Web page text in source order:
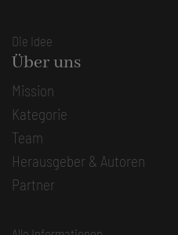
Die Idee
Über uns
Mission
Kategorie
Team
Herausgeber & Autoren
Partner